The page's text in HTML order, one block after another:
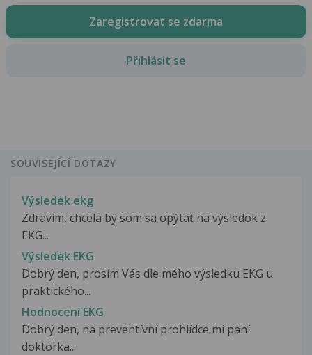
Zaregistrovat se zdarma
Přihlásit se
SOUVISEJÍCÍ DOTAZY
Výsledek ekg
Zdravím, chcela by som sa opýtať na výsledok z
EKG...
Výsledek EKG
Dobrý den, prosím Vás dle mého výsledku EKG u
praktického...
Hodnocení EKG
Dobrý den, na preventívní prohlídce mi paní
doktorka...